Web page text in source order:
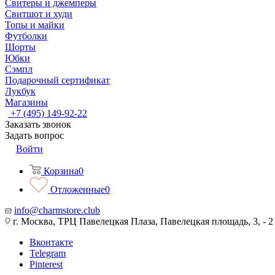
Свитеры и джемперы
Свитшот и худи
Топы и майки
Футболки
Шорты
Юбки
Сэмпл
Подарочный сертификат
Лукбук
Магазины
+7 (495) 149-92-22
Заказать звонок
Задать вопрос
Войти
Корзина0
Отложенные0
info@charmstore.club
г. Москва, ТРЦ Павелецкая Плаза, Павелецкая площадь, 3, - 2
Вконтакте
Telegram
Pinterest